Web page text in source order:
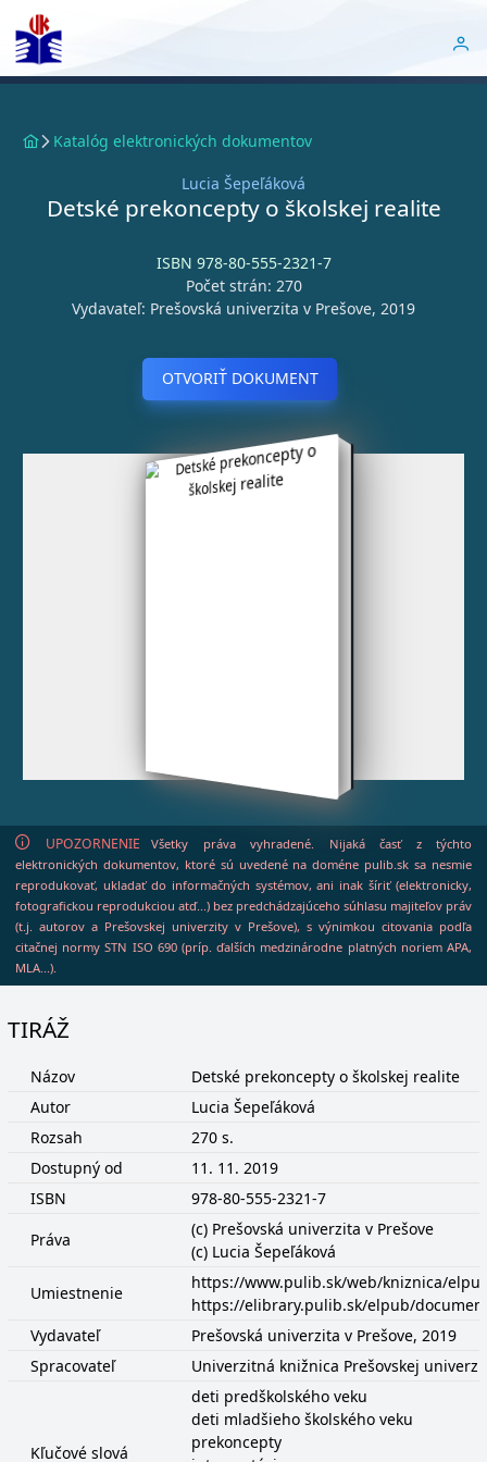
Katalóg elektronických dokumentov
Lucia Šepeľáková
Detské prekoncepty o školskej realite
ISBN 978-80-555-2321-7
Počet strán: 270
Vydavateľ: Prešovská univerzita v Prešove, 2019
OTVORIŤ DOKUMENT
UPOZORNENIE
Všetky práva vyhradené. Nijaká časť z týchto
elektronických dokumentov, ktoré sú uvedené na doméne pulib.sk sa nesmie
reprodukovať, ukladať do informačných systémov, ani inak šíriť (elektronicky,
fotografickou reprodukciou atď...) bez predchádzajúceho súhlasu majiteľov práv
(t.j. autorov a Prešovskej univerzity v Prešove), s výnimkou citovania podľa
citačnej normy STN ISO 690 (príp. ďalších medzinárodne platných noriem APA,
MLA...).
TIRÁŽ
Názov
Detské prekoncepty o školskej realite
Autor
Lucia Šepeľáková
Rozsah
270 s.
Dostupný od
11. 11. 2019
ISBN
978-80-555-2321-7
Práva
(c) Prešovská univerzita v Prešove
(c) Lucia Šepeľáková
Umiestnenie
https://www.pulib.sk/web/kniznica/
https://elibrary.pulib.sk/elpub/
Vydavateľ
Prešovská univerzita v Prešove, 2019
Spracovateľ
Univerzitná knižnica Prešovskej
Kľučové slová
deti predškolského veku
deti mladšieho školského veku
prekoncepty